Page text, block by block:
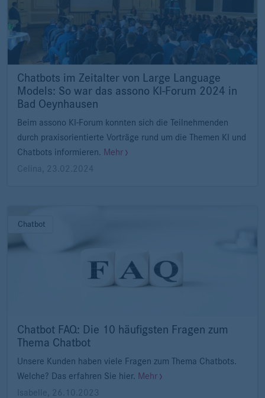
Chatbots im Zeitalter von Large Language
Models: So war das assono KI-Forum 2024 in
Bad Oeynhausen
Beim assono KI-Forum konnten sich die Teilnehmenden
durch praxisorientierte Vorträge rund um die Themen KI und
Chatbots informieren. Mehr
Celina
23.02.2024
Chatbot
Chatbot FAQ: Die 10 häufigsten Fragen zum
Thema Chatbot
Unsere Kunden haben viele Fragen zum Thema Chatbots.
Welche? Das erfahren Sie hier. Mehr
Isabelle
26.10.2023